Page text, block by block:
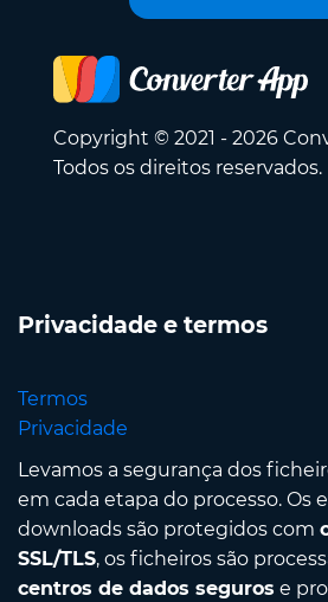
Copyright © 2021 - 2026
Todos os direitos reservados.
Privacidade e termos
Termos
Privacidade
Levamos a segurança dos
em cada etapa do processo. Os
downloads são protegidos com
SSL/TLS, os ficheiros são
centros de dados seguros e